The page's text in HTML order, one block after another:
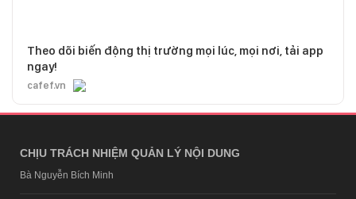
Theo dõi biến động thị trường mọi lúc, mọi nơi, tải app
ngay!
cafef.vn
CHỊU TRÁCH NHIỆM QUẢN LÝ NỘI DUNG
Bà Nguyễn Bích Minh